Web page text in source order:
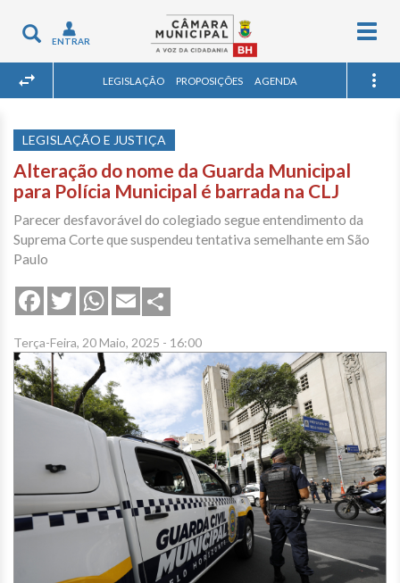
Toggle
navigation
ENTRAR
LEGISLAÇÃO PROPOSIÇÕES AGENDA
LEGISLAÇÃO E JUSTIÇA
Alteração do nome da Guarda Municipal
para Polícia Municipal é barrada na CLJ
Parecer desfavorável do colegiado segue entendimento da
Suprema Corte que suspendeu tentativa semelhante em São
Paulo
FacebookTwitterWhatsApp
Email
Terça-Feira, 20 Maio, 2025 - 16:00